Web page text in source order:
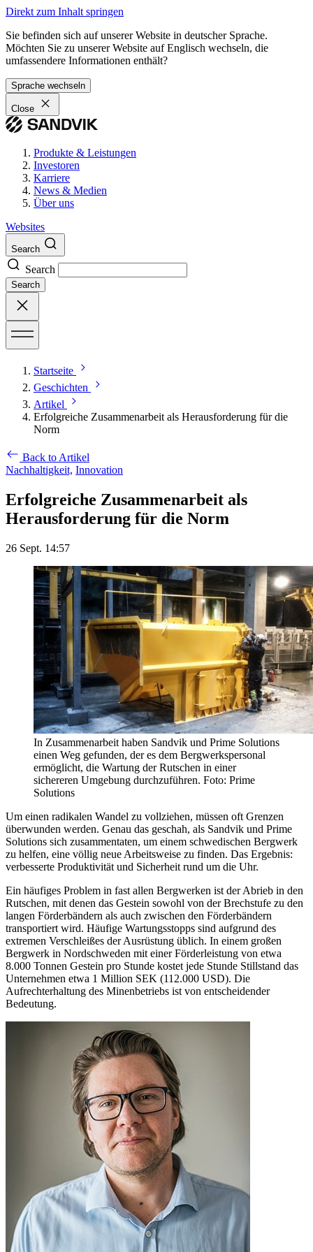
Direkt zum Inhalt springen
Sie befinden sich auf unserer Website in deutscher Sprache.
Möchten Sie zu unserer Website auf Englisch wechseln, die
umfassendere Informationen enthält?
Sprache wechseln
Close
Produkte & Leistungen
Investoren
Karriere
News & Medien
Über uns
Websites
Search
Search
Search
Startseite
Geschichten
Artikel
Erfolgreiche Zusammenarbeit als Herausforderung für die
Norm
Back to Artikel
Nachhaltigkeit, Innovation
Erfolgreiche Zusammenarbeit als
Herausforderung für die Norm
26 Sept. 14:57
In Zusammenarbeit haben Sandvik und Prime Solutions
einen Weg gefunden, der es dem Bergwerkspersonal
ermöglicht, die Wartung der Rutschen in einer
sichereren Umgebung durchzuführen. Foto: Prime
Solutions
Um einen radikalen Wandel zu vollziehen, müssen oft Grenzen
überwunden werden. Genau das geschah, als Sandvik und Prime
Solutions sich zusammentaten, um einem schwedischen Bergwerk
zu helfen, eine völlig neue Arbeitsweise zu finden. Das Ergebnis:
verbesserte Produktivität und Sicherheit rund um die Uhr.
Ein häufiges Problem in fast allen Bergwerken ist der Abrieb in den
Rutschen, mit denen das Gestein sowohl von der Brechstufe zu den
langen Förderbändern als auch zwischen den Förderbändern
transportiert wird. Häufige Wartungsstopps sind aufgrund des
extremen Verschleißes der Ausrüstung üblich. In einem großen
Bergwerk in Nordschweden mit einer Förderleistung von etwa
8.000 Tonnen Gestein pro Stunde kostet jede Stunde Stillstand das
Unternehmen etwa 1 Million SEK (112.000 USD). Die
Aufrechterhaltung des Minenbetriebs ist von entscheidender
Bedeutung.